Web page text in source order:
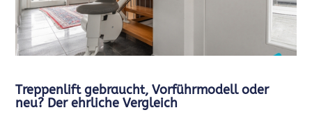
Treppenlift gebraucht, Vorführmodell oder
neu? Der ehrliche Vergleich